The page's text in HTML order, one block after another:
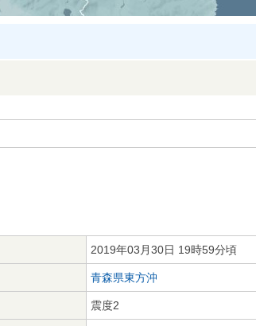
2019年03月30日 19時59分頃
青森県東方沖
震度2